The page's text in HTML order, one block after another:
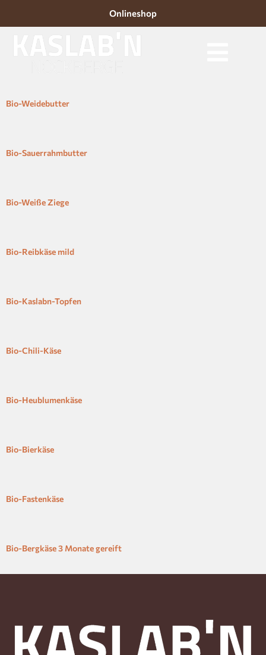
Onlineshop
Bio-Weidebutter
Bio-Sauerrahmbutter
Bio-Weiße Ziege
Bio-Reibkäse mild
Bio-Kaslabn-Topfen
Bio-Chili-Käse
Bio-Heublumenkäse
Bio-Bierkäse
Bio-Fastenkäse
Bio-Bergkäse 3 Monate gereift